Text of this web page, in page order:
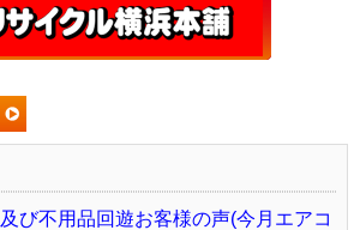
び不用品回遊お客様の声(今月エアコ